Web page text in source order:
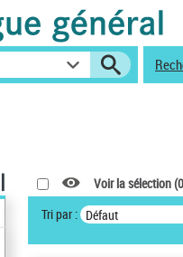
Voir la sélection (
Tri par : Défaut